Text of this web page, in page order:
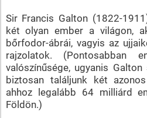
Sir Francis Galton (1822-
két olyan ember a világon,
bőrfodor-ábrái, vagyis az
rajzolatok. (Pontosabban
valószínűsége, ugyanis
biztosan találjunk két
ahhoz legalább 64 milliárd
Földön.)